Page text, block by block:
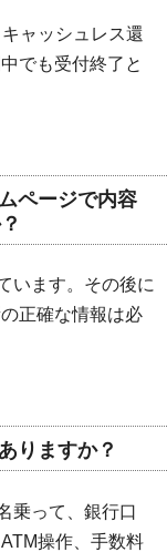
ャッシュレス還
でも受付終了と
ページで内容
います。その後に
正確な情報は必
りますか？
乗って、銀行口
操作、手数料